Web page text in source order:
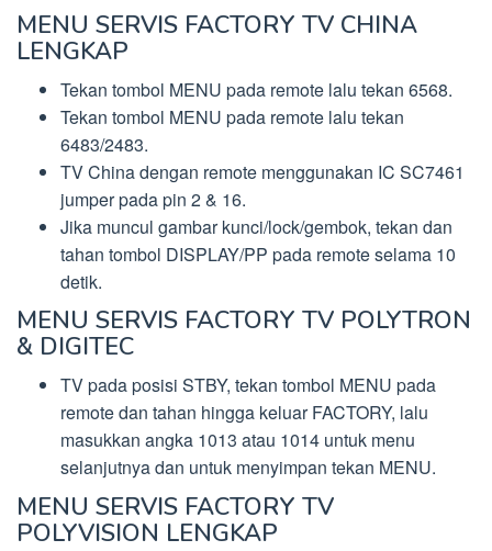
MENU SERVIS FACTORY TV CHINA
LENGKAP
Tekan tombol MENU pada remote lalu tekan 6568.
Tekan tombol MENU pada remote lalu tekan
6483/2483.
TV China dengan remote menggunakan IC SC7461
jumper pada pin 2 & 16.
Jika muncul gambar kunci/lock/gembok, tekan dan
tahan tombol DISPLAY/PP pada remote selama 10
detik.
MENU SERVIS FACTORY TV POLYTRON
& DIGITEC
TV pada posisi STBY, tekan tombol MENU pada
remote dan tahan hingga keluar FACTORY, lalu
masukkan angka 1013 atau 1014 untuk menu
selanjutnya dan untuk menyimpan tekan MENU.
MENU SERVIS FACTORY TV
POLYVISION LENGKAP